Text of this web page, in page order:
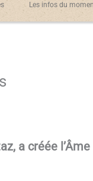
Les infos du
a créée l’Âme